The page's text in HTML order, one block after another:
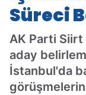
Süreci
AK Parti Siirt
aday
İstanbul'da
görüşmelerin